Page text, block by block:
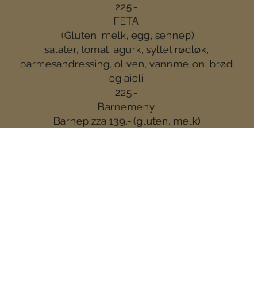
225.-
FETA
(Gluten, melk, egg, sennep)
salater, tomat, agurk, syltet rødløk,
parmesandressing, oliven, vannmelon, brød
og aioli
225.-
Barnemeny
Barnepizza 139.- (gluten, melk)